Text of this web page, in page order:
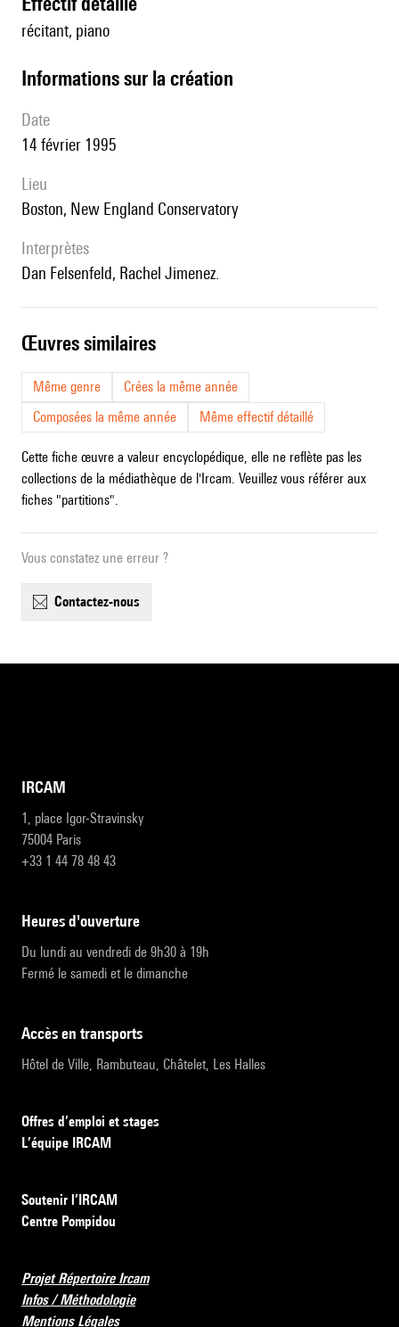
récitant, piano
informations sur la création
date
14 février 1995
lieu
Boston, New England Conservatory
interprètes
Dan Felsenfeld, Rachel Jimenez.
œuvres similaires
Même genre
Crées la même année
Composées la même année
Même effectif détaillé
Cette fiche œuvre a valeur encyclopédique, elle ne reflète pas les
collections de la médiathèque de l'Ircam. Veuillez vous référer aux
fiches "partitions".
Vous constatez une erreur ?
contactez-nous
IRCAM
1, place Igor-Stravinsky
75004 Paris
+33 1 44 78 48 43
heures d'ouverture
Du lundi au vendredi de 9h30 à 19h
Fermé le samedi et le dimanche
accès en transports
Hôtel de Ville, Rambuteau, Châtelet, Les Halles
Offres d’emploi et stages
L’équipe IRCAM
Soutenir l’IRCAM
Centre Pompidou
Projet Répertoire Ircam
Infos / Méthodologie
Mentions Légales